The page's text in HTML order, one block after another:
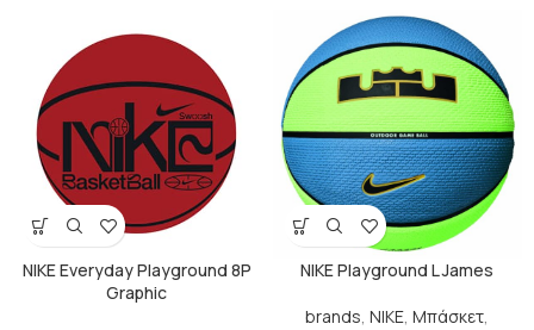
NIKE Everyday Playground 8P
Graphic
NIKE Playground L James
brands,NIKE,Μπάσκετ,